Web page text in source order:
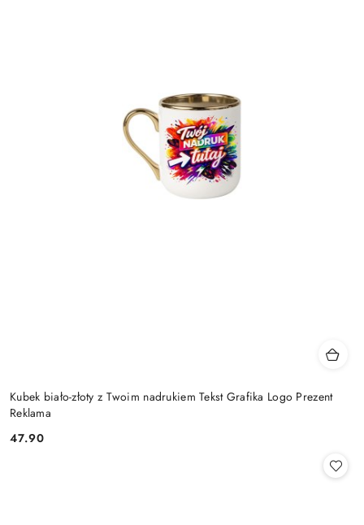
Kubek biało-złoty z Twoim nadrukiem Tekst Grafika Logo Prezent
Reklama
Cena:
47.90